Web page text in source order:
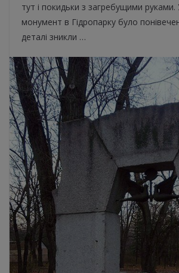
тут і покидьки з загребущими
монумент в Гідропарку було
деталі зникли …